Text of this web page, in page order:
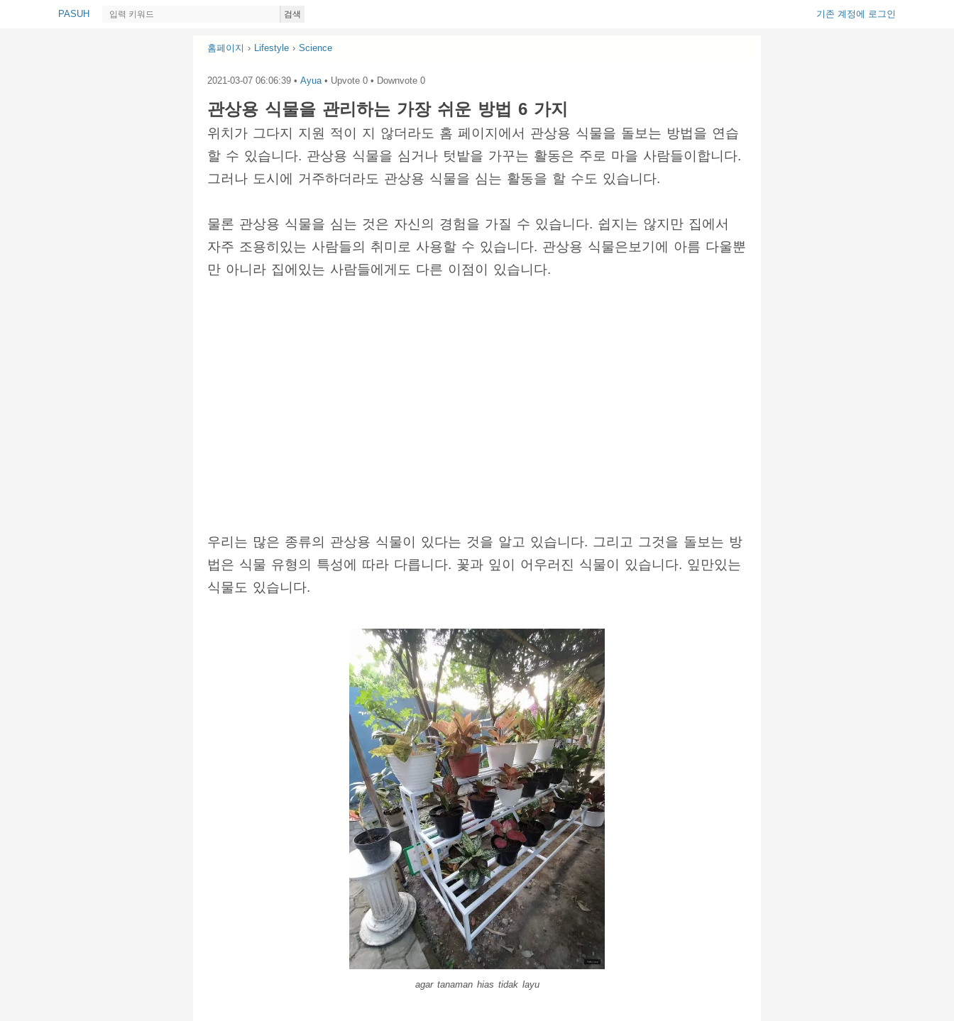
PASUH 검색 기존 계정에 로그인
홈페이지 › Lifestyle › Science
2021-03-07 06:06:39 • Ayua• Upvote 0 • Downvote 0
관상용 식물을 관리하는 가장 쉬운 방법 6 가지
위치가 그다지 지원 적이 지 않더라도 홈 페이지에서 관상용 식물을 돌보는 방법을 연습
할 수 있습니다. 관상용 식물을 심거나 텃밭을 가꾸는 활동은 주로 마을 사람들이합니다.
그러나 도시에 거주하더라도 관상용 식물을 심는 활동을 할 수도 있습니다.
물론 관상용 식물을 심는 것은 자신의 경험을 가질 수 있습니다. 쉽지는 않지만 집에서
자주 조용히있는 사람들의 취미로 사용할 수 있습니다. 관상용 식물은보기에 아름 다울뿐
만 아니라 집에있는 사람들에게도 다른 이점이 있습니다.
우리는 많은 종류의 관상용 식물이 있다는 것을 알고 있습니다. 그리고 그것을 돌보는 방
법은 식물 유형의 특성에 따라 다릅니다. 꽃과 잎이 어우러진 식물이 있습니다. 잎만있는
식물도 있습니다.
agar tanaman hias tidak layu